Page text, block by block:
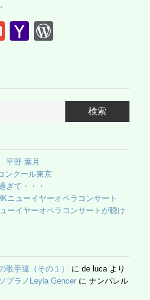
G
Y
o
ail
Pr
ss
検索
平野 葉月
ンクール東京
ぎて・・・
ニューイヤーオペラコンサート
ーイヤーオペラコンサートが聴け
歌手達（その１） に de lucaより
プラノLeyla Gencer に ナンパレル